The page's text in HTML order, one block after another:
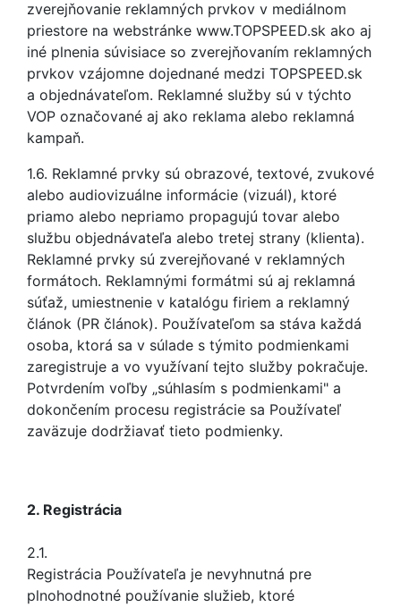
zverejňovanie reklamných prvkov v mediálnom
priestore na webstránke www.TOPSPEED.sk ako aj
iné plnenia súvisiace so zverejňovaním reklamných
prvkov vzájomne dojednané medzi TOPSPEED.sk
a objednávateľom. Reklamné služby sú v týchto
VOP označované aj ako reklama alebo reklamná
kampaň.
1.6. Reklamné prvky sú obrazové, textové, zvukové
alebo audiovizuálne informácie (vizuál), ktoré
priamo alebo nepriamo propagujú tovar alebo
službu objednávateľa alebo tretej strany (klienta).
Reklamné prvky sú zverejňované v reklamných
formátoch. Reklamnými formátmi sú aj reklamná
súťaž, umiestnenie v katalógu firiem a reklamný
článok (PR článok). Používateľom sa stáva každá
osoba, ktorá sa v súlade s týmito podmienkami
zaregistruje a vo využívaní tejto služby pokračuje.
Potvrdením voľby „súhlasím s podmienkami" a
dokončením procesu registrácie sa Používateľ
zaväzuje dodržiavať tieto podmienky.
2. Registrácia
2.1.
Registrácia Používateľa je nevyhnutná pre
plnohodnotné používanie služieb, ktoré